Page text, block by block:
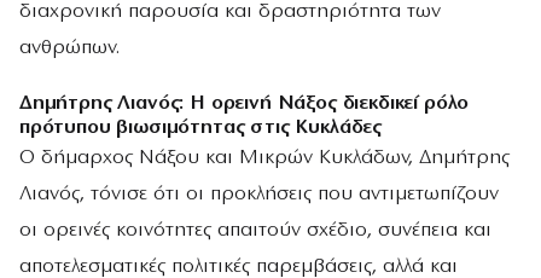
διαχρονική παρουσία και δραστηριότητα των
ανθρώπων.
Δημήτρης Λιανός: Η ορεινή Νάξος διεκδικεί ρόλο
πρότυπου βιωσιμότητας στις Κυκλάδες
Ο δήμαρχος Νάξου και Μικρών Κυκλάδων, Δημήτρης
Λιανός, τόνισε ότι οι προκλήσεις που αντιμετωπίζουν
οι ορεινές κοινότητες απαιτούν σχέδιο, συνέπεια και
αποτελεσματικές πολιτικές παρεμβάσεις, αλλά και